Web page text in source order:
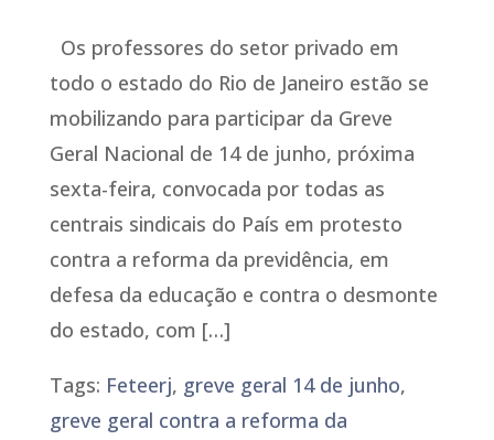
Os professores do setor privado em
todo o estado do Rio de Janeiro estão se
mobilizando para participar da Greve
Geral Nacional de 14 de junho, próxima
sexta-feira, convocada por todas as
centrais sindicais do País em protesto
contra a reforma da previdência, em
defesa da educação e contra o desmonte
do estado, com […]
Tags: Feteerj, greve geral 14 de junho,
greve geral contra a reforma da